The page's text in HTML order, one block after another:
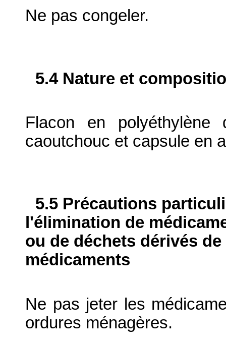
Ne pas congeler.
5.4 Nature et
Flacon en
caoutchouc et capsule en
5.5 Précautions
l'élimination de
ou de déchets dérivés
médicaments
Ne pas jeter les
ordures ménagères.